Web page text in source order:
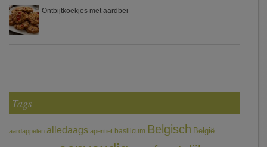
Ontbijtkoekjes met aardbei
Tags
aardappelen alledaags aperitief basilicum Belgisch België